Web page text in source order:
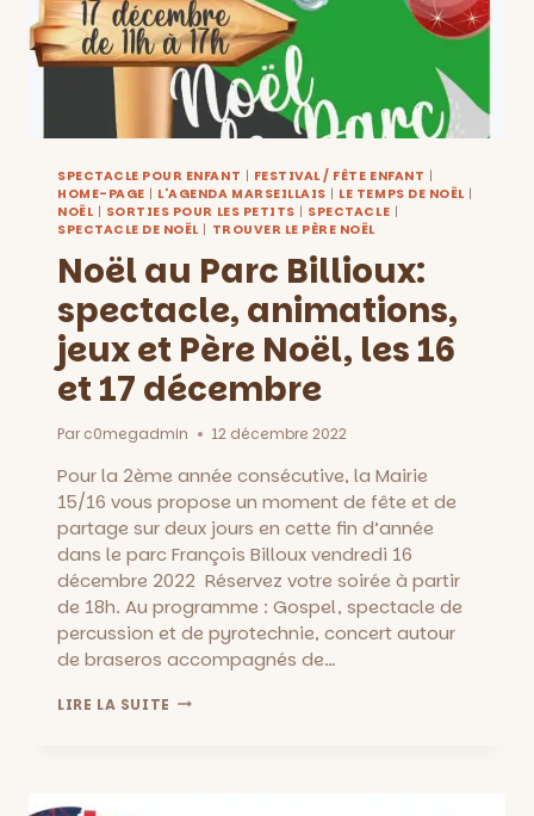
SPECTACLE POUR ENFANT | FESTIVAL / FÊTE ENFANT |
HOME-PAGE | L'AGENDA MARSEILLAIS | LE TEMPS DE NOËL|
NOËL| SORTIES POUR LES PETITS | SPECTACLE |
SPECTACLE DE NOËL| TROUVER LE PÈRE NOËL
Noël au Parc Billioux:
spectacle, animations,
jeux et Père Noël, les 16
et 17 décembre
Par c0megadmin 12 décembre 2022
Pour la 2ème année consécutive, la Mairie
15/16 vous propose un moment de fête et de
partage sur deux jours en cette fin d’année
dans le parc François Billoux vendredi 16
décembre 2022 Réservez votre soirée à partir
de 18h. Au programme : Gospel, spectacle de
percussion et de pyrotechnie, concert autour
de braseros accompagnés de…
LIRE LA SUITE NOËL